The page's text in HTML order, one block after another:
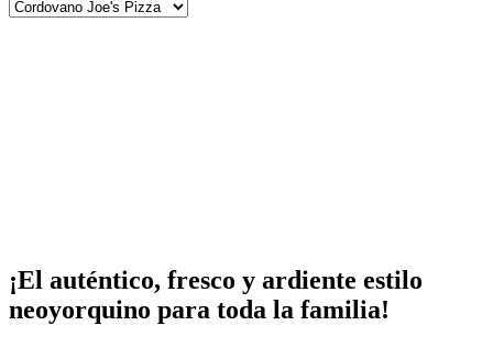
¡El auténtico, fresco y ardiente estilo
neoyorquino para toda la familia!